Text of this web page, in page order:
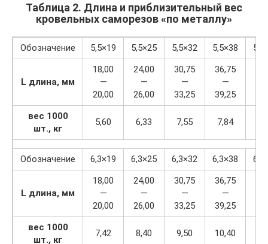
Таблица 2. Длина и приблизительный вес
кровельных саморезов «по металлу»
Обозначение 5,5×19 5,5×25 5,5×32 5,5×38
L длина, мм
18,00
—
20,00
24,00
—
26,00
30,75
—
33,25
36,75
—
39,25
вес 1000
шт., кг
5,60 6,33 7,55 7,84
Обозначение 6,3×19 6,3×25 6,3×32 6,3×38
L длина, мм
18,00
—
20,00
24,00
—
26,00
30,75
—
33,25
36,75
—
39,25
вес 1000
шт., кг
7,42 8,40 9,50 10,40